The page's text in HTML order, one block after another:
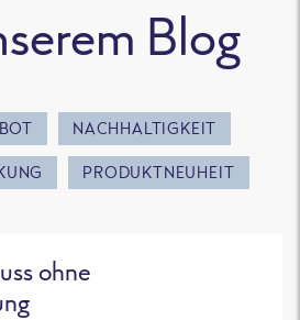
Blog
NACHHALTIGKEIT
PRODUKTNEUHEIT
ohne